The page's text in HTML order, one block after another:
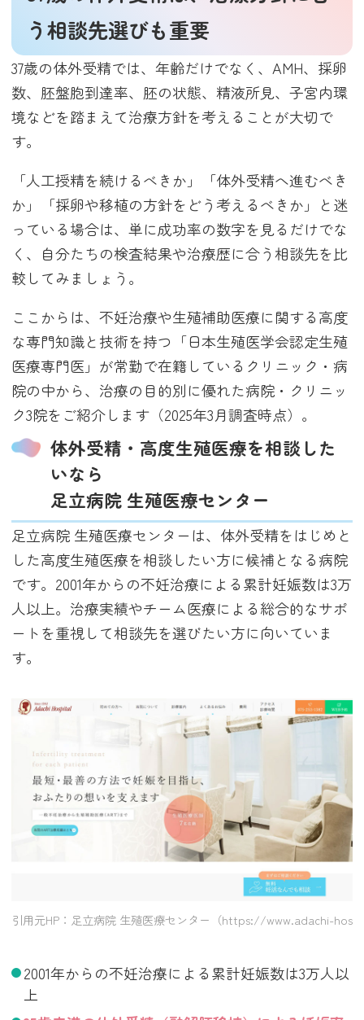
う相談先選びも重要
37歳の体外受精では、年齢だけでなく、AMH、採卵
数、胚盤胞到達率、胚の状態、精液所見、子宮内環
境などを踏まえて治療方針を考えることが大切で
す。
「人工授精を続けるべきか」「体外受精へ進むべき
か」「採卵や移植の方針をどう考えるべきか」と迷
っている場合は、単に成功率の数字を見るだけでな
く、自分たちの検査結果や治療歴に合う相談先を比
較してみましょう。
ここからは、不妊治療や生殖補助医療に関する高度
な専門知識と技術を持つ「日本生殖医学会認定生殖
医療専門医」が常勤で在籍しているクリニック・病
院の中から、治療の目的別に優れた病院・クリニッ
ク3院をご紹介します（2025年3月調査時点）。
体外受精・高度生殖医療を相談した
いなら
足立病院 生殖医療センター
足立病院 生殖医療センターは、体外受精をはじめと
した高度生殖医療を相談したい方に候補となる病院
です。2001年からの不妊治療による累計妊娠数は3万
人以上。治療実績やチーム医療による総合的なサポ
ートを重視して相談先を選びたい方に向いていま
す。
引用元HP：足立病院 生殖医療センター（https://www.adachi-
2001年からの不妊治療による累計妊娠数は3万人以
上